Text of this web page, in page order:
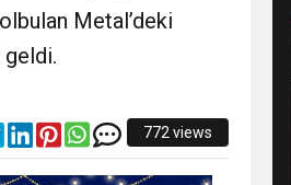
Metal’deki
772 views